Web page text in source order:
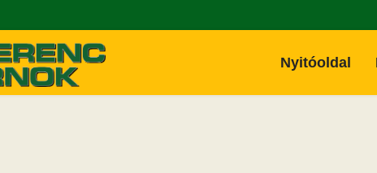
Nyitóoldal